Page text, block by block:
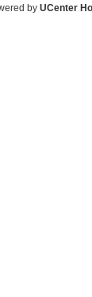
by UCenter